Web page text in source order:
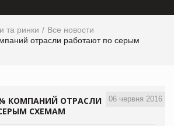
та ринки
Все новости
отрасли работают по серым
06 червня 2016
КОМПАНИЙ ОТРАСЛИ
СХЕМАМ